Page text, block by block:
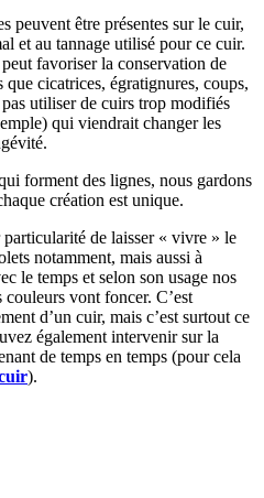
peuvent être présentes sur le cuir,
et au tannage utilisé pour ce cuir.
favoriser la conservation de
que cicatrices, égratignures, coups,
utiliser de cuirs trop modifiés
qui viendrait changer les
forment des lignes, nous gardons
création est unique.
de laisser « vivre » le
notamment, mais aussi à
le temps et selon son usage nos
vont foncer. C’est
d’un cuir, mais c’est surtout ce
également intervenir sur la
de temps en temps (pour cela
).